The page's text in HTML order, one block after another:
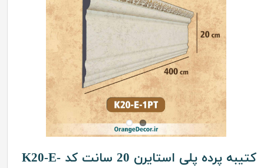
کتیبه پرده پلی استایرن 20 سانت کد K20-E-